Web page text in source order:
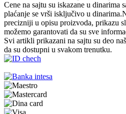
Cene na sajtu su iskazane u dinarima
plaćanje se vrši isključivo u
precizniji u opisu proizvoda, prikazu
možemo garantovati da su sve
Svi artikli prikazani na sajtu su deo
da su dostupni u svakom trenutku.